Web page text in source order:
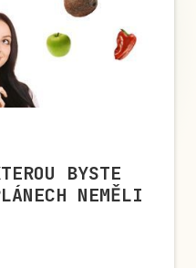
BYSTE
NEMĚLI